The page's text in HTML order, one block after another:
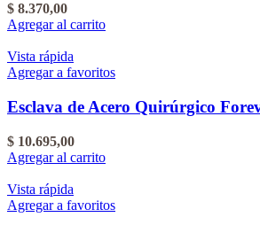
$ 8.370,00
Agregar al carrito
Vista rápida
Agregar a favoritos
Esclava de Acero Quirúrgico
$ 10.695,00
Agregar al carrito
Vista rápida
Agregar a favoritos